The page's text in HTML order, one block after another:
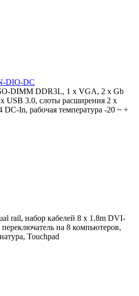
DIO-DC
DIMM DDR3L, 1 х VGA, 2 x Gb
USB 3.0, слоты расширения 2 x
In, рабочая температура -20 ~ +
rail, набор кабелей 8 x 1.8m DVI-
на 8 компьютеров,
Touchpad